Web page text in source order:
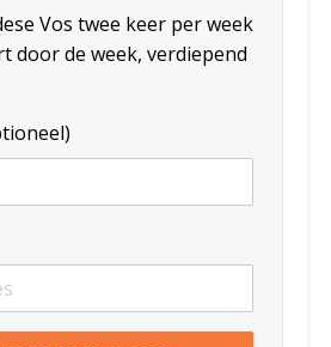
Vos twee keer per week
door de week, verdiepend